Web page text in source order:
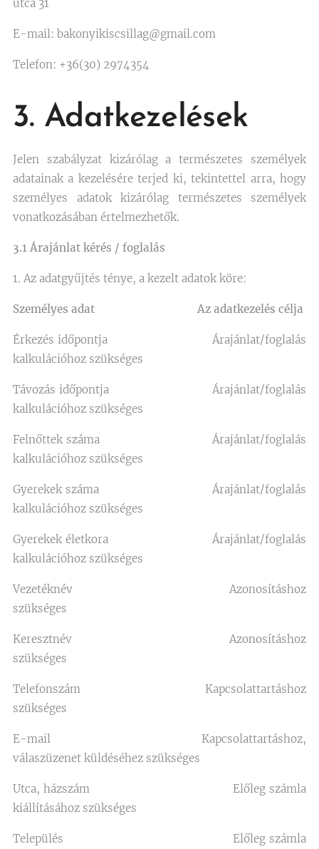
utca 31
E-mail: bakonyikiscsillag@gmail.com
Telefon: +36(30) 2974354
3. Adatkezelések
Jelen szabályzat kizárólag a természetes személyek
adatainak a kezelésére terjed ki, tekintettel arra, hogy
személyes adatok kizárólag természetes személyek
vonatkozásában értelmezhetők.
3.1 Árajánlat kérés / foglalás
1. Az adatgyűjtés ténye, a kezelt adatok köre:
Személyes adat Az adatkezelés célja
Érkezés időpontja Árajánlat/foglalás
kalkulációhoz szükséges
Távozás időpontja Árajánlat/foglalás
kalkulációhoz szükséges
Felnőttek száma Árajánlat/foglalás
kalkulációhoz szükséges
Gyerekek száma Árajánlat/foglalás
kalkulációhoz szükséges
Gyerekek életkora Árajánlat/foglalás
kalkulációhoz szükséges
Vezetéknév Azonosításhoz
szükséges
Keresztnév Azonosításhoz
szükséges
Telefonszám Kapcsolattartáshoz
szükséges
E-mail Kapcsolattartáshoz,
válaszüzenet küldéséhez szükséges
Utca, házszám Előleg számla
kiállításához szükséges
Település Előleg számla